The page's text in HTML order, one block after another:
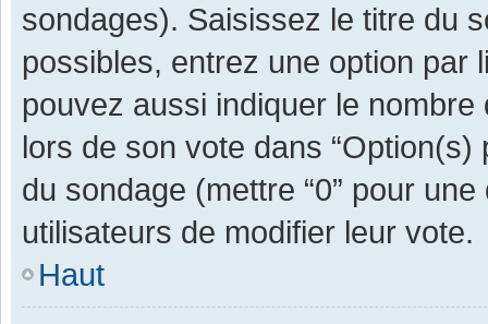
sondages). Saisissez le titre du
possibles, entrez une option par
pouvez aussi indiquer le
lors de son vote dans “Option(s)
du sondage (mettre “0” pour
utilisateurs de modifier leur vote.
Haut